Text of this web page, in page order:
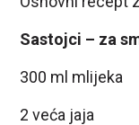
Sastojci – za
300 ml mlijeka
2 veća jaja